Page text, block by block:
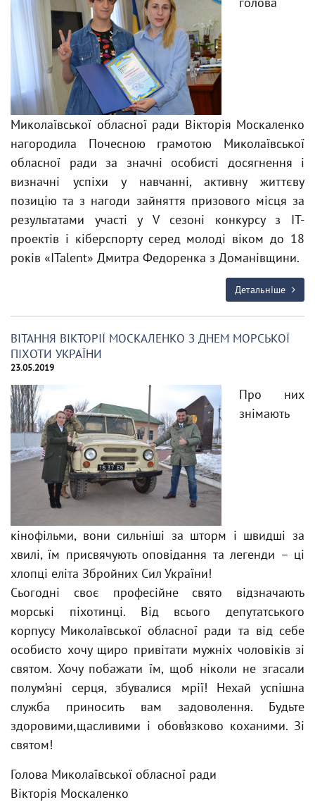
Миколаївської обласної ради Вікторія Москаленко
нагородила Почесною грамотою Миколаївської
обласної ради за значні особисті досягнення і
визначні успіхи у навчанні, активну життєву
позицію та з нагоди зайняття призового місця за
результатами участі у V сезоні конкурсу з IT-
проектів і кіберспорту серед молоді віком до 18
років «ITalent» Дмитра Федоренка з Доманівщини.
Детальніше
ВІТАННЯ ВІКТОРІЇ МОСКАЛЕНКО З ДНЕМ МОРСЬКОЇ
ПІХОТИ УКРАЇНИ
23.05.2019
Про них
знімають
кінофільми, вони сильніші за шторм і швидші за
хвилі, їм присвячують оповідання та легенди – ці
хлопці еліта Збройних Сил України!
Сьогодні своє професійне свято відзначають
морські піхотинці. Від всього депутатського
корпусу Миколаївської обласної ради та від себе
особисто хочу щиро привітати мужніх чоловіків зі
святом. Хочу побажати їм, щоб ніколи не згасали
полум’яні серця, збувалися мрії! Нехай успішна
служба приносить вам задоволення. Будьте
здоровими,щасливими і обов’язково коханими. Зі
святом!
Голова Миколаївської обласної ради
Вікторія Москаленко